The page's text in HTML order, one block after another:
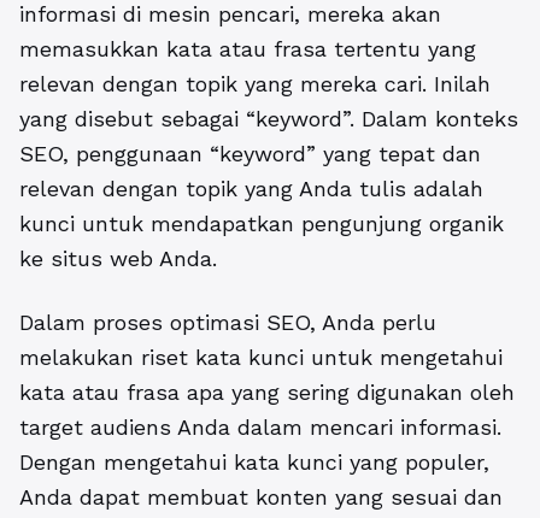
informasi di mesin pencari, mereka akan
memasukkan kata atau frasa tertentu yang
relevan dengan topik yang mereka cari. Inilah
yang disebut sebagai “keyword”. Dalam konteks
SEO, penggunaan “keyword” yang tepat dan
relevan dengan topik yang Anda tulis adalah
kunci untuk mendapatkan pengunjung organik
ke situs web Anda.
Dalam proses optimasi SEO, Anda perlu
melakukan riset kata kunci untuk mengetahui
kata atau frasa apa yang sering digunakan oleh
target audiens Anda dalam mencari informasi.
Dengan mengetahui kata kunci yang populer,
Anda dapat membuat konten yang sesuai dan